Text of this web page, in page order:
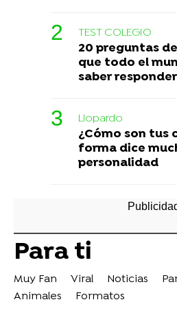
TEST COLEGIO
20 preguntas
que todo el
saber responder
Liopardo
¿Cómo son tus
forma dice
personalidad
Para ti
Muy Fan Viral Noticias
Animales
Formatos